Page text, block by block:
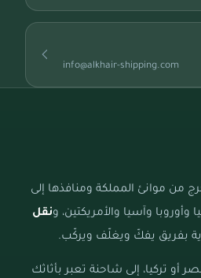
info@alkhair-shipping.com
من موانئ المملكة ومنافذها إلى
وآسيا والأمريكتين، ونقل
بفريق يفكّ ويغلّف ويركّب.
أو تركيا، إلى شاحنة تعبر بأثاثك